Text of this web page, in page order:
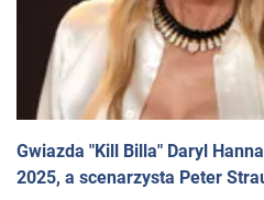
Gwiazda "Kill Billa" Daryl
2025, a scenarzysta Peter